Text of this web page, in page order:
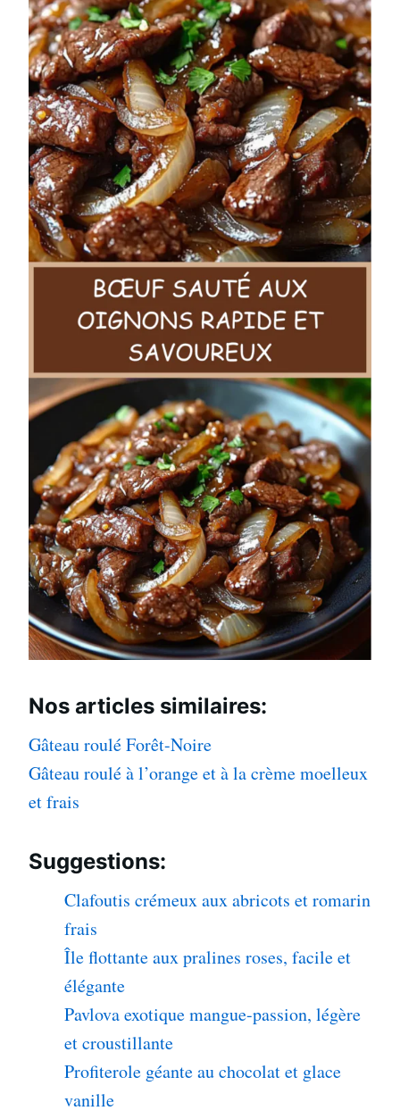
Nos articles similaires:
Gâteau roulé Forêt-Noire
Gâteau roulé à l’orange et à la crème moelleux
et frais
Suggestions:
Clafoutis crémeux aux abricots et romarin
frais
Île flottante aux pralines roses, facile et
élégante
Pavlova exotique mangue-passion, légère
et croustillante
Profiterole géante au chocolat et glace
vanille